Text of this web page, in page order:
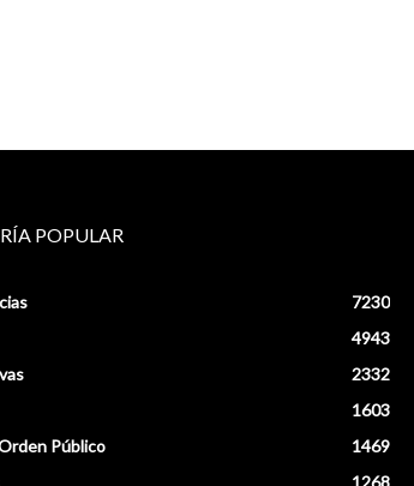
POPULAR
7230
4943
2332
1603
Público
1469
1268